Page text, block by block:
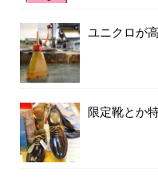
ユニクロが
限定靴とか